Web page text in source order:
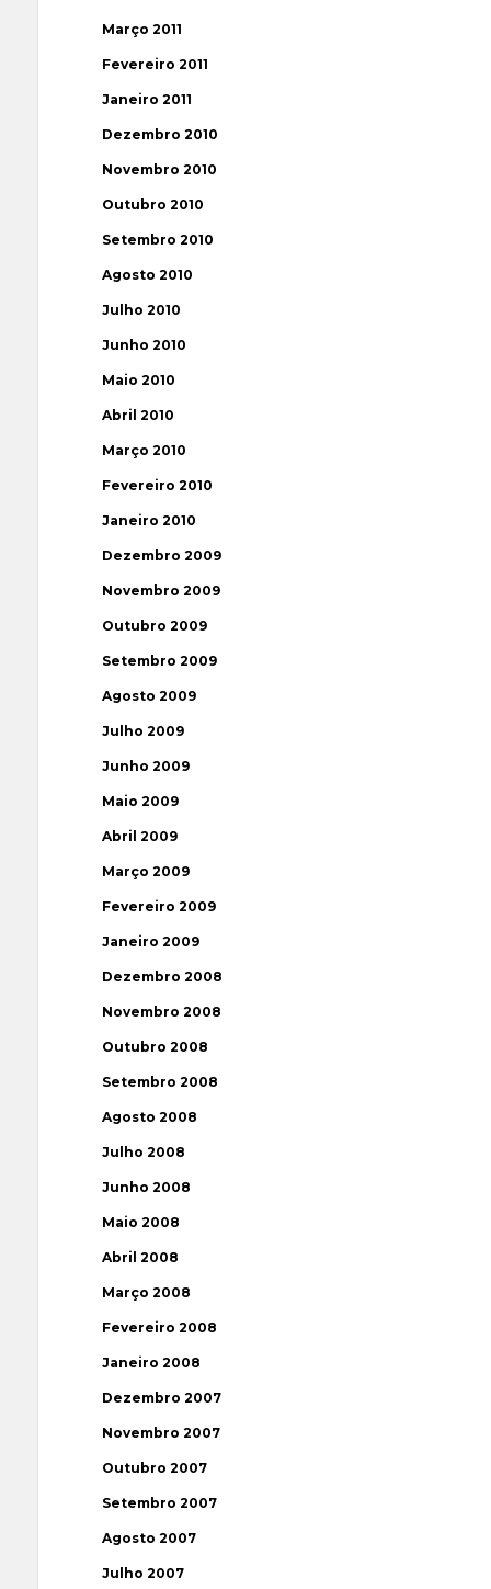
Março 2011
Fevereiro 2011
Janeiro 2011
Dezembro 2010
Novembro 2010
Outubro 2010
Setembro 2010
Agosto 2010
Julho 2010
Junho 2010
Maio 2010
Abril 2010
Março 2010
Fevereiro 2010
Janeiro 2010
Dezembro 2009
Novembro 2009
Outubro 2009
Setembro 2009
Agosto 2009
Julho 2009
Junho 2009
Maio 2009
Abril 2009
Março 2009
Fevereiro 2009
Janeiro 2009
Dezembro 2008
Novembro 2008
Outubro 2008
Setembro 2008
Agosto 2008
Julho 2008
Junho 2008
Maio 2008
Abril 2008
Março 2008
Fevereiro 2008
Janeiro 2008
Dezembro 2007
Novembro 2007
Outubro 2007
Setembro 2007
Agosto 2007
Julho 2007